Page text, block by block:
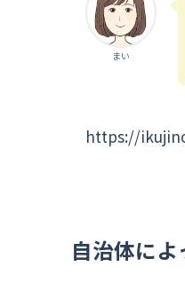
まい
https://
自治体に